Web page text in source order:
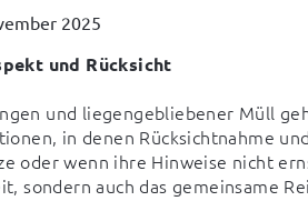
2025
und Rücksicht
und liegengebliebener Müll
in denen Rücksichtnahme
oder wenn ihre Hinweise nicht
sondern auch das gemeinsame